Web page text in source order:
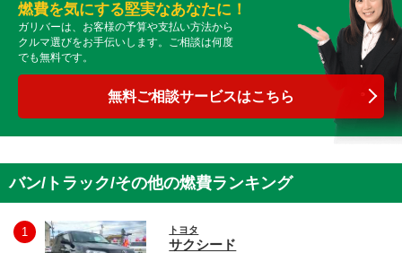
燃費を気にする堅実なあなたに！
ガリバーは、お客様の予算や支払い方法から
クルマ選びをお手伝いします。ご相談は何度
でも無料です。
無料ご相談サービスはこちら
バン/トラック/その他の燃費ランキング
1 トヨタ
サクシード